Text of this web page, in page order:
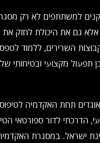
למשתתפים לא רק
גם את היכולת לחזק את
השרירים, ללמוד
תפעול מקצועי ובטיחותי של
תחת האקדמיה
הדרכתי לדור ספורטאי
ישראל. במסגרת